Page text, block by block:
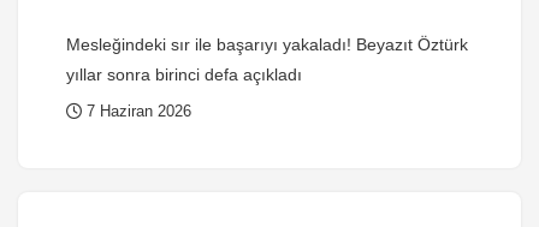
Mesleğindeki sır ile başarıyı yakaladı! Beyazıt Öztürk
yıllar sonra birinci defa açıkladı
7 Haziran 2026